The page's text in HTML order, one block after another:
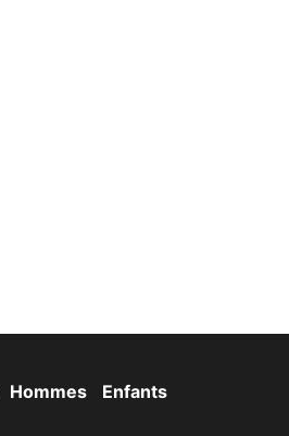
Hommes Enfants